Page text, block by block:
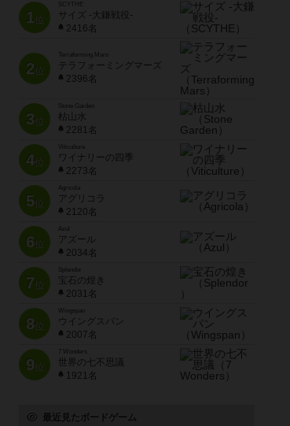
1位
SCYTHE
サイズ -大鎌戦役-
2416名
2位
Terraforming Mars
テラフォーミングマーズ
2396名
3位
Stone Garden
枯山水
2281名
4位
Viticulture
ワイナリーの四季
2273名
5位
Agricola
アグリコラ
2120名
6位
Azul
アズール
2034名
7位
宝石の煌き
2031名
8位
Wingspan
ウイングスパン
2007名
9位
7 Wonders
世界の七不思議
1921名
最近見たボードゲーム